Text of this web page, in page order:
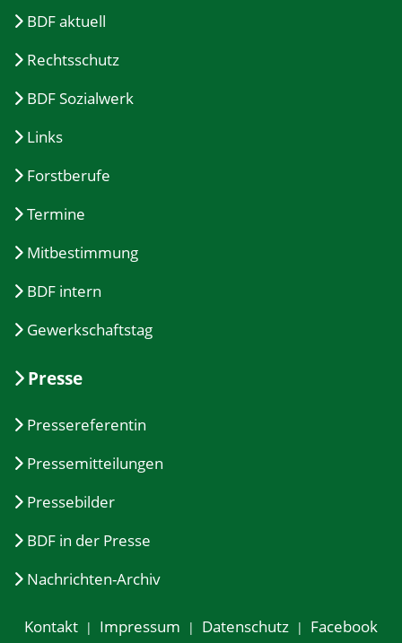
BDF aktuell
Rechtsschutz
BDF Sozialwerk
Links
Forstberufe
Termine
Mitbestimmung
BDF intern
Gewerkschaftstag
Presse
Pressereferentin
Pressemitteilungen
Pressebilder
BDF in der Presse
Nachrichten-Archiv
Kontakt Impressum Datenschutz Facebook